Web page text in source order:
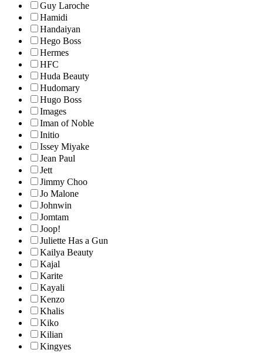
Guy Laroche
Hamidi
Handaiyan
Hego Boss
Hermes
HFC
Huda Beauty
Hudomary
Hugo Boss
Images
Iman of Noble
Initio
Issey Miyake
Jean Paul
Jett
Jimmy Choo
Jo Malone
Johnwin
Jomtam
Joop!
Juliette Has a Gun
Kailya Beauty
Kajal
Karite
Kayali
Kenzo
Khalis
Kiko
Kilian
Kingyes